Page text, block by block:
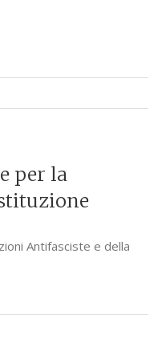
per la
Antifasciste e della